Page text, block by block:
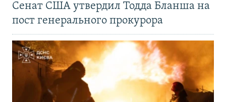
Сенат США утвердил Тодда Бланша на
пост генерального прокурора